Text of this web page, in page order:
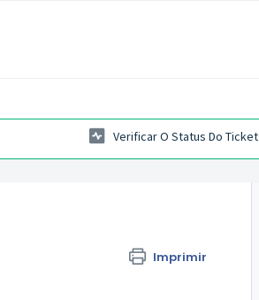
Verificar O Status Do Ticket
Imprimir